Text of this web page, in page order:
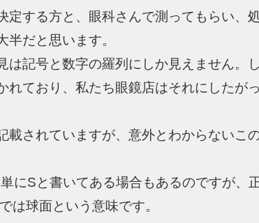
定する方と、眼科さんで測ってもらい、
半だと思います。
は記号と数字の羅列にしか見えません。
れており、私たち眼鏡店はそれにしたが
載されていますが、意外とわからないこ
にSと書いてある場合もあるのですが、
は球面という意味です。